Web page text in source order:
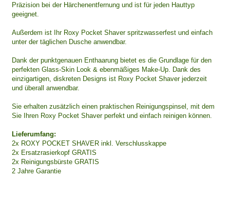
Präzision bei der Härchenentfernung und ist für jeden Hauttyp
geeignet.
Außerdem ist Ihr Roxy Pocket Shaver spritzwasserfest und einfach
unter der täglichen Dusche anwendbar.
Dank der punktgenauen Enthaarung bietet es die Grundlage für den
perfekten Glass-Skin Look & ebenmäßiges Make-Up. Dank des
einzigartigen, diskreten Designs ist Roxy Pocket Shaver jederzeit
und überall anwendbar.
Sie erhalten zusätzlich einen praktischen Reinigungspinsel, mit dem
Sie Ihren Roxy Pocket Shaver perfekt und einfach reinigen können.
Lieferumfang:
2x ROXY POCKET SHAVER inkl. Verschlusskappe
2x Ersatzrasierkopf GRATIS
2x Reinigungsbürste GRATIS
2 Jahre Garantie